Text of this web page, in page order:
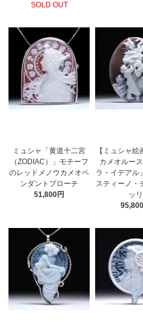
SOLD OUT
ミュシャ「黄道十二宮
（ZODIAC）」モチーフ
のレッドメノウカメオペ
ンダントブローチ
51,800円
【ミュシャ
カメオルー
ラ・イデアル
スティーノ・
ッリ